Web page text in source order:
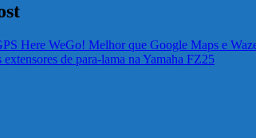
Here WeGo! Melhor que Google Maps e
extensores de para-lama na Yamaha FZ25